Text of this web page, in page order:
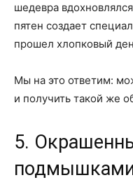
шедевра
пятен создает
прошел хлопковый
Мы на это ответим:
и получить такой же
5.